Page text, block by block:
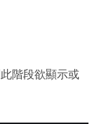
階段欲顯示或